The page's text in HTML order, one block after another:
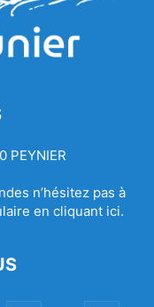
PEYNIER
n’hésitez pas à
en cliquant ici.